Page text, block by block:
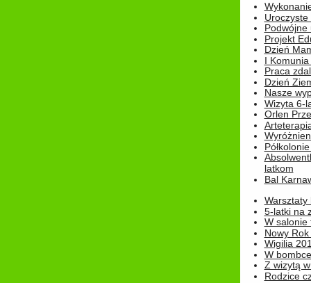
Podwójne
Projekt
Dzień
I
Praca
Dzień
Nasze
Wizyta 6-
Orlen
latkom
Bal
Warsztaty
5-latki na
W salonie
Nowy
Wigilia
W bombce
Z wizytą
Rodzice